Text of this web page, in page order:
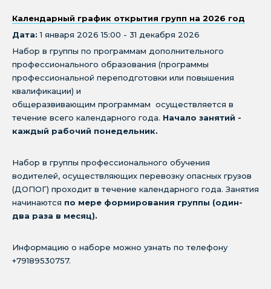
Календарный график открытия групп на 2026 год
Дата: 1 января 2026 15:00 - 31 декабря 2026
Набор в группы по программам дополнительного
профессионального образования (программы
профессиональной переподготовки или повышения
квалификации) и
общеразвивающим программам осуществляется в
течение всего календарного года. Начало занятий -
каждый рабочий понедельник.
Набор в группы профессионального обучения
водителей, осуществляющих перевозку опасных грузов
(ДОПОГ) проходит в течение календарного года. Занятия
начинаются по мере формирования группы (один-
два раза в месяц).
Информацию о наборе можно узнать по телефону
+79189530757.